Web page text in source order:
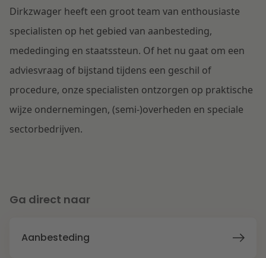
Dirkzwager heeft een groot team van enthousiaste
specialisten op het gebied van aanbesteding,
mededinging en staatssteun. Of het nu gaat om een
adviesvraag of bijstand tijdens een geschil of
procedure, onze specialisten ontzorgen op praktische
wijze ondernemingen, (semi-)overheden en speciale
sectorbedrijven.
Ga direct naar
Aanbesteding